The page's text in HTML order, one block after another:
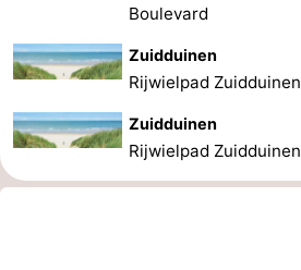
Boulevard
Zuidduinen
Rijwielpad Zuidduinen
Zuidduinen
Rijwielpad Zuidduinen